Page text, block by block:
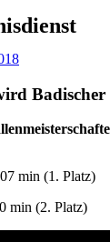
Badischer
min (1. Platz)
min (2. Platz)